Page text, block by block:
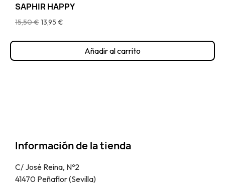
SAPHIR HAPPY
15,50 €13,95 €
Añadir al carrito
Información de la tienda
C/ José Reina, Nº2
41470 Peñaflor (Sevilla)